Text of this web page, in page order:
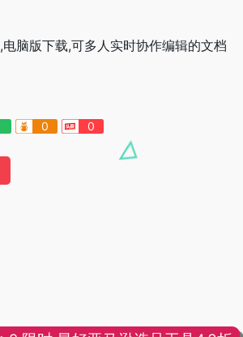
脑版下载,可多人实时协作编辑的文档
0 0